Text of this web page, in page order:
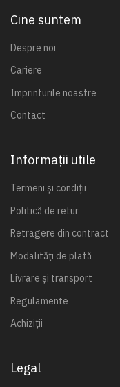
Cine suntem
Despre noi
Cariere
Imprinturile noastre
Contact
Informații utile
Termeni și condiții
Politică de retur
Retragere din contract
Modalități de plată
Livrare și transport
Regulamente
Achiziții
Legal